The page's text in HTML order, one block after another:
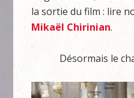
la sortie du film : lire
Mikaël Chirinian.
Désormais le